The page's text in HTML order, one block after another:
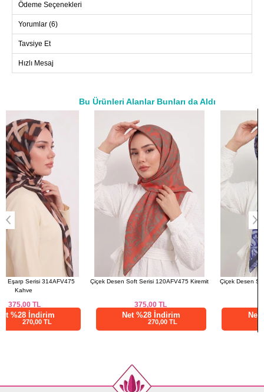
Ödeme Seçenekleri
Yorumlar (6)
Tavsiye Et
Hızlı Mesaj
Bu Ürünleri Alanlar Bunları da Aldı
a>
Çiçek Desen Soft Serisi 120AFV475 Kiremit
Net %28 İndirim
Çiçek Desen Soft Serisi 120AFV475 Laci
Net %28 İndirim